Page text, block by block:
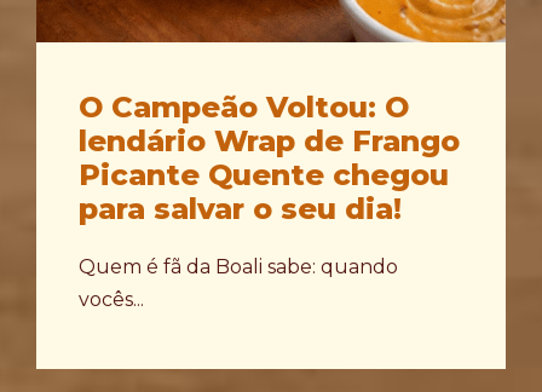
O Campeão Voltou: O
lendário Wrap de Frango
Picante Quente chegou
para salvar o seu dia!
Quem é fã da Boali sabe: quando
vocês...